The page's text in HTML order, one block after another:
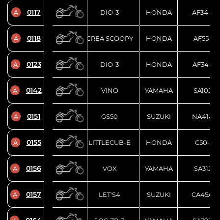
A 0117 DIO-3 HONDA AF34-
A 0118 CREA SCOOPY HONDA AF55-
A 0123 DIO-3 HONDA AF34-
A 0142 VINO YAMAHA SA10J-
A 0151 GS50 SUZUKI NA41A-
A 0155 LITTLECUB-E HONDA C50-
A 0156 VOX YAMAHA SA31J-
A 0157 LET'S4 SUZUKI CA45A-